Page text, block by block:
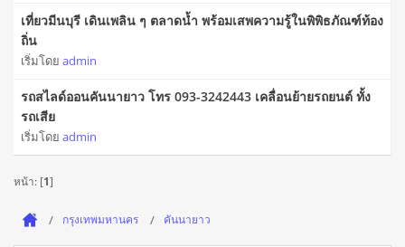
เที่ยวมีนบุรี เดินเพลิน ๆ ตลาดน้ำ พร้อมเสพความรู้ในพิพิธภัณฑ์ท้อง
ถิ่น
เริ่มโดย admin
รถสไลด์ออนคันนายาว โทร 093-3242443 เคลื่อนย้ายรถยนต์ ทั้ง
รถเสีย
เริ่มโดย admin
หน้า: [1]
กรุงเทพมหานคร คันนายาว